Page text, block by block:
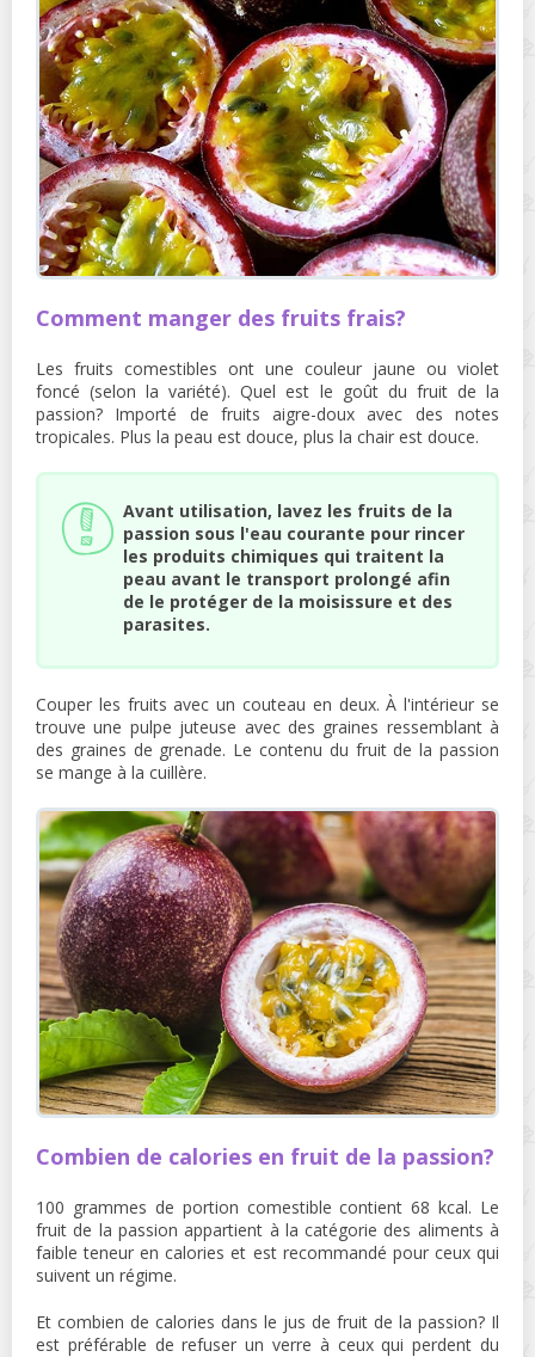
Comment manger des fruits frais?
Les fruits comestibles ont une couleur jaune ou violet
foncé (selon la variété). Quel est le goût du fruit de la
passion? Importé de fruits aigre-doux avec des notes
tropicales. Plus la peau est douce, plus la chair est douce.
Avant utilisation, lavez les fruits de la
passion sous l'eau courante pour rincer
les produits chimiques qui traitent la
peau avant le transport prolongé afin
de le protéger de la moisissure et des
parasites.
Couper les fruits avec un couteau en deux. À l'intérieur se
trouve une pulpe juteuse avec des graines ressemblant à
des graines de grenade. Le contenu du fruit de la passion
se mange à la cuillère.
Combien de calories en fruit de la passion?
100 grammes de portion comestible contient 68 kcal. Le
fruit de la passion appartient à la catégorie des aliments à
faible teneur en calories et est recommandé pour ceux qui
suivent un régime.
Et combien de calories dans le jus de fruit de la passion? Il
est préférable de refuser un verre à ceux qui perdent du